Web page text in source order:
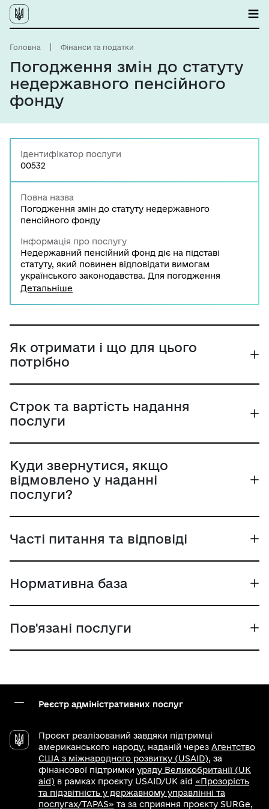
Головна Фінанси та податки
Погодження змін до статуту
недержавного пенсійного
фонду
Ідентифікатор послуги
00532
Повна назва
Погодження змін до статуту недержавного
пенсійного фонду
Інформація про послугу
Недержавний пенсійний фонд діє на підставі
статуту, який повинен відповідати вимогам
українського законодавства. Для погодження
статуту недержавного пенсійного фонду, а також
Детальніше
Як отримати і що для цього
потрібно
Строк та вартість надання
послуги
Куди звернутися, якщо
відмовлено у наданні
послуги?
Часті питання та відповіді
Нормативна база
Пов'язані послуги
Реєстр адміністративних послуг
Проєкт реалізований завдяки підтримці
американського народу, наданій через Агентство
США з міжнародного розвитку (USAID), за
фінансової підтримки уряду Великобританії (UK
aid) в рамках проєкту USAID/UK aid «Прозорість
та підзвітність у державному управлінні та
послугах/TAPAS» та за сприяння проєкту SURGe,